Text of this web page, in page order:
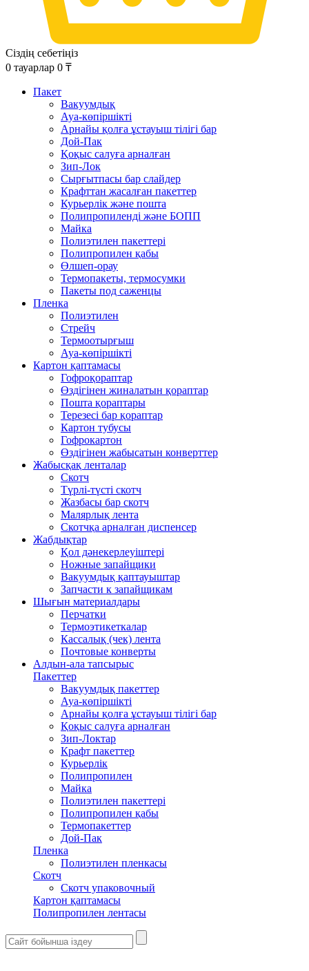
Сіздің себетіңіз
0 тауарлар 0 ₸
Пакет
Вакуумдық
Ауа-көпіршікті
Арнайы қолға ұстауыш тілігі бар
Дой-Пак
Қоқыс салуға арналған
Зип-Лок
Сырғытпасы бар слайдер
Крафттан жасалған пакеттер
Курьерлік және пошта
Полипропиленді және БОПП
Майка
Полиэтилен пакеттері
Полипропилен қабы
Өлшеп-орау
Термопакеты, термосумки
Пакеты под саженцы
Пленка
Полиэтилен
Стрейч
Термоотырғыш
Ауа-көпіршікті
Картон қаптамасы
Гофроқораптар
Өздігінен жиналатын қораптар
Пошта қораптары
Терезесі бар қораптар
Картон тубусы
Гофрокартон
Өздігінен жабысатын конверттер
Жабысқақ ленталар
Скотч
Түрлі-түсті скотч
Жазбасы бар скотч
Малярлық лента
Скотчқа арналған диспенсер
Жабдықтар
Қол дәнекерлеуіштері
Ножные запайщики
Вакуумдық қаптауыштар
Запчасти к запайщикам
Шығын материалдары
Перчатки
Термоэтикеткалар
Кассалық (чек) лента
Почтовые конверты
Алдын-ала тапсырыс
Пакеттер
Вакуумдық пакеттер
Ауа-көпіршікті
Арнайы қолға ұстауыш тілігі бар
Қоқыс салуға арналған
Зип-Локтар
Крафт пакеттер
Курьерлік
Полипропилен
Майка
Полиэтилен пакеттері
Полипропилен қабы
Термопакеттер
Дой-Пак
Пленка
Полиэтилен пленкасы
Скотч
Скотч упаковочный
Картон қаптамасы
Полипропилен лентасы